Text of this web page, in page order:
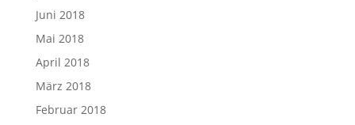
Juni 2018
Mai 2018
April 2018
März 2018
Februar 2018